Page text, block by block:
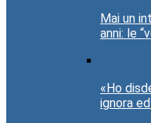
Mai un
anni: le
«Ho
ignora